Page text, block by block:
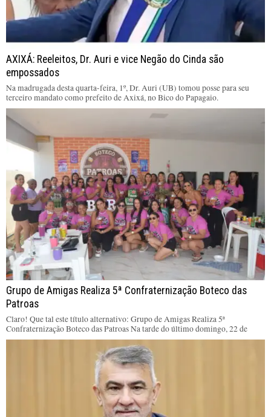
AXIXÁ: Reeleitos, Dr. Auri e vice Negão do Cinda são
empossados
Na madrugada desta quarta-feira, 1º, Dr. Auri (UB) tomou posse para seu
terceiro mandato como prefeito de Axixá, no Bico do Papagaio.
Grupo de Amigas Realiza 5ª Confraternização Boteco das
Patroas
Claro! Que tal este título alternativo: Grupo de Amigas Realiza 5ª
Confraternização Boteco das Patroas Na tarde do último domingo, 22 de